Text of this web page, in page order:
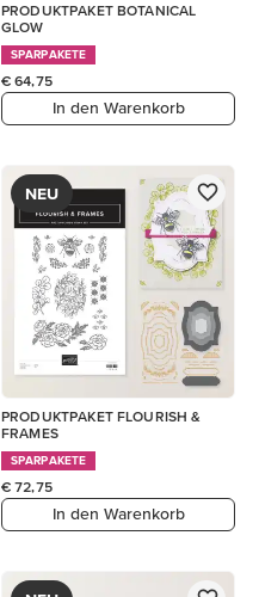
PRODUKTPAKET BOTANICAL
GLOW
SPARPAKETE
€ 64,75
In den Warenkorb
NEU
PRODUKTPAKET FLOURISH &
FRAMES
SPARPAKETE
€ 72,75
In den Warenkorb